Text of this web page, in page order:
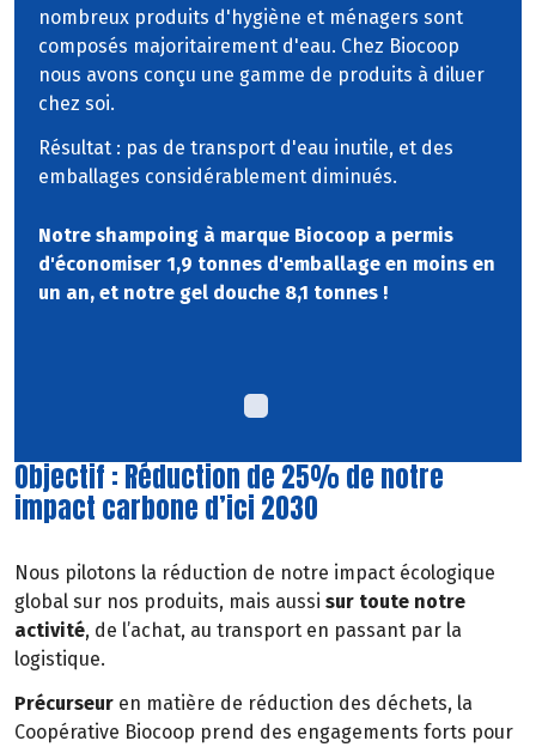
nombreux produits d'hygiène et ménagers sont
composés majoritairement d'eau. Chez Biocoop
nous avons conçu une gamme de produits à diluer
chez soi.
Résultat : pas de transport d'eau inutile, et des
emballages considérablement diminués.
Notre shampoing à marque Biocoop a permis
d'économiser 1,9 tonnes d'emballage en moins en
un an, et notre gel douche 8,1 tonnes !
Objectif : Réduction de 25% de notre
impact carbone d’ici 2030
Nous pilotons la réduction de notre impact écologique
global sur nos produits, mais aussi sur toute notre
activité, de l’achat, au transport en passant par la
logistique.
Précurseur en matière de réduction des déchets, la
Coopérative Biocoop prend des engagements forts pour